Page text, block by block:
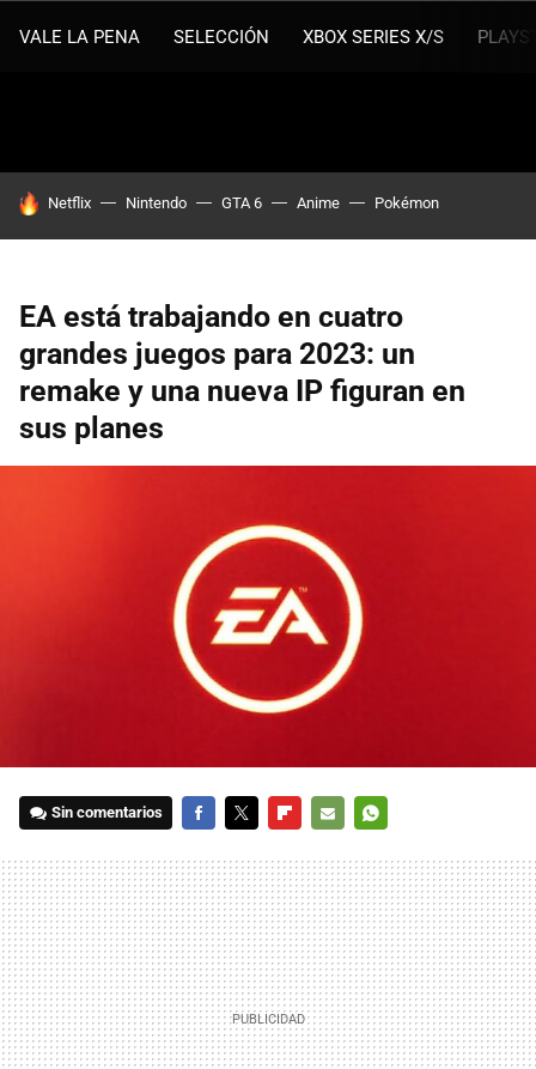
VALE LA PENA SELECCIÓN XBOX SERIES X/S
HOY SE HABLA DE
Netflix Nintendo GTA 6 Anime Pokémon
EA está trabajando en cuatro
grandes juegos para 2023: un
remake y una nueva IP figuran en
sus planes
Sin comentarios
MAIL